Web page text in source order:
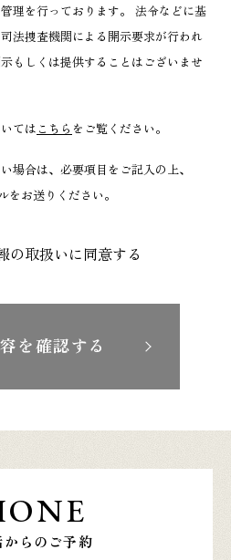
理を行っております。 法令などに基
法捜査機関による開示要求が行われ
もしくは提供することはございませ
ては こちら をご覧ください。
場合は、必要項目をご記入の上、
をお送りください。
の取扱いに同意する
を確認する
からのご予約